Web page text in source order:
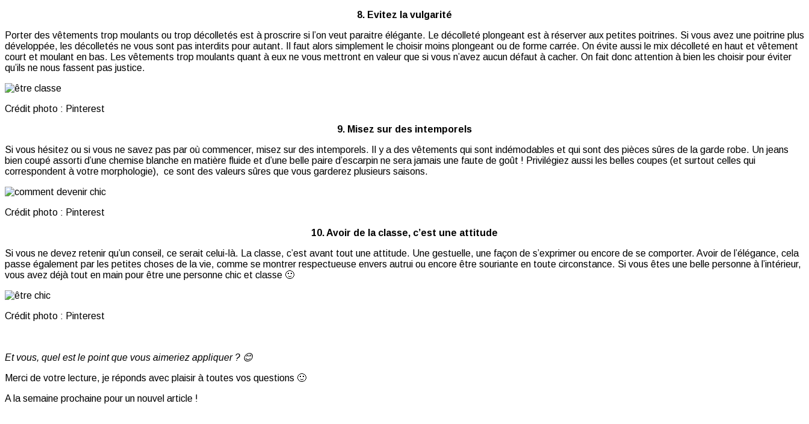
8. Evitez la vulgarité
Porter des vêtements trop moulants ou trop décolletés est à proscrire si l’on veut paraitre élégante. Le décolleté plongeant est à réserver aux petites poitrines. Si vous avez une poitrine plus
développée, les décolletés ne vous sont pas interdits pour autant. Il faut alors simplement le choisir moins plongeant ou de forme carrée. On évite aussi le mix décolleté en haut et vêtement
court et moulant en bas. Les vêtements trop moulants quant à eux ne vous mettront en valeur que si vous n’avez aucun défaut à cacher. On fait donc attention à bien les choisir pour éviter
qu’ils ne nous fassent pas justice.
Crédit photo : Pinterest
9. Misez sur des intemporels
Si vous hésitez ou si vous ne savez pas par où commencer, misez sur des intemporels. Il y a des vêtements qui sont indémodables et qui sont des pièces sûres de la garde robe. Un jeans
bien coupé assorti d’une chemise blanche en matière fluide et d’une belle paire d’escarpin ne sera jamais une faute de goût ! Privilégiez aussi les belles coupes (et surtout celles qui
correspondent à votre morphologie), ce sont des valeurs sûres que vous garderez plusieurs saisons.
Crédit photo : Pinterest
10. Avoir de la classe, c’est une attitude
Si vous ne devez retenir qu’un conseil, ce serait celui-là. La classe, c’est avant tout une attitude. Une gestuelle, une façon de s’exprimer ou encore de se comporter. Avoir de l’élégance, cela
passe également par les petites choses de la vie, comme se montrer respectueuse envers autrui ou encore être souriante en toute circonstance. Si vous êtes une belle personne à l’intérieur,
vous avez déjà tout en main pour être une personne chic et classe 🙂
Crédit photo : Pinterest
Et vous, quel est le point que vous aimeriez appliquer ? 😊
Merci de votre lecture, je réponds avec plaisir à toutes vos questions 🙂
A la semaine prochaine pour un nouvel article !